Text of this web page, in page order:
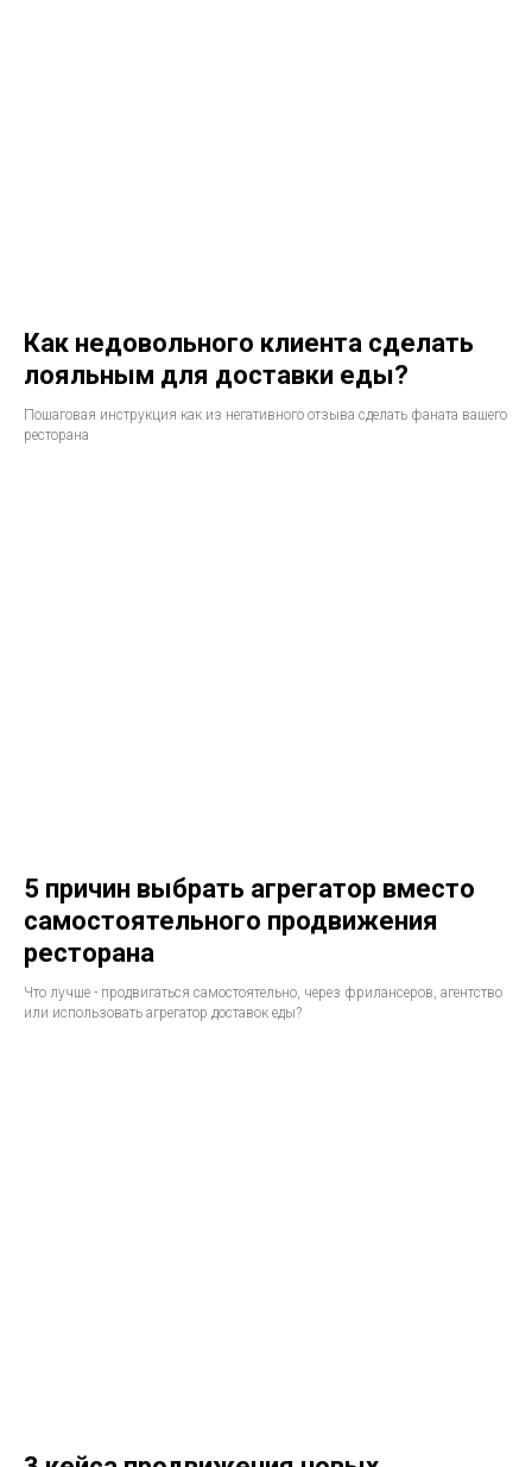
Как недовольного клиента сделать
лояльным для доставки еды?
Пошаговая инструкция как из негативного отзыва сделать фаната вашего
ресторана
5 причин выбрать агрегатор вместо
самостоятельного продвижения
ресторана
Что лучше - продвигаться самостоятельно, через фрилансеров, агентство
или использовать агрегатор доставок еды?